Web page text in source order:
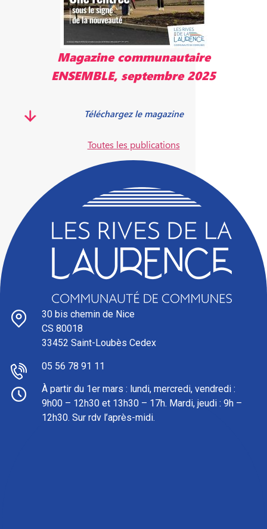
30 bis chemin de Nice
CS 80018
33452 Saint-Loubès Cedex
05 56 78 91 11
À partir du 1er mars : l undi, mercredi, vendredi :
9h00 – 12h30 et 13h30 – 17h. Mardi, jeudi : 9h –
12h30. Sur rdv l’après-midi.
Magazine communautaire
ENSEMBLE, septembre 2025
Téléchargez le magazine
Toutes les publications